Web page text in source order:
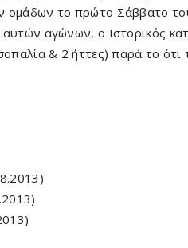
ομάδων το πρώτο Σάββατο
αγώνων, ο Ιστορικός
& 2 ήττες) παρά το ότι